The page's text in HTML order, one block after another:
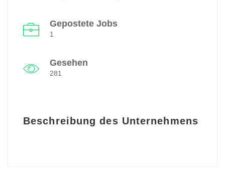
Gepostete Jobs
1
Gesehen
281
Beschreibung des Unternehmens